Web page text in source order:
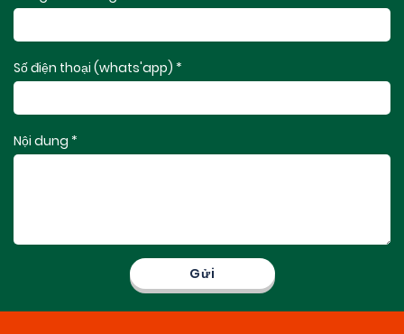
Số điện thoại (whats'app) *
Nội dung *